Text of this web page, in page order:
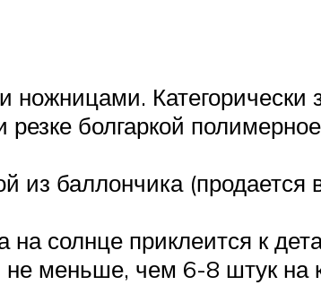
Категорически
болгаркой
из баллончика (продается
солнце приклеится к
меньше, чем 6-8 штук на